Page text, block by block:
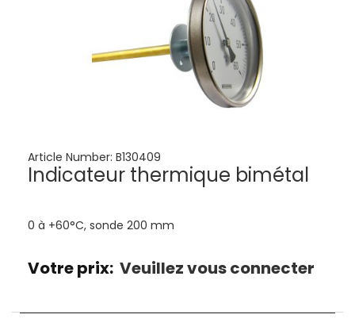
Article Number: B130409
Indicateur thermique bimétal
0 à +60°C, sonde 200 mm
Votre prix: Veuillez vous connecter